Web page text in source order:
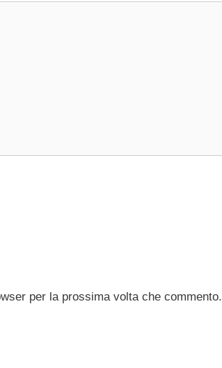
per la prossima volta che commento.